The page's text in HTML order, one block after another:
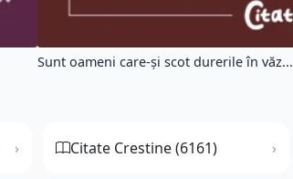
Sunt oameni care-şi scot durerile în văz...
Citate Crestine (6161)